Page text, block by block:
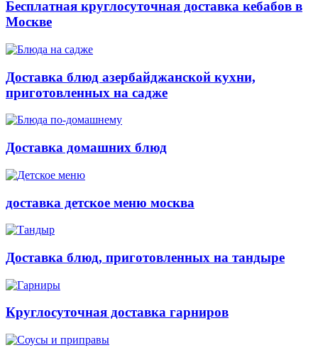
Бесплатная круглосуточная доставка кебабов в
Москве
Доставка блюд азербайджанской кухни,
приготовленных на садже
Доставка домашних блюд
доставка детское меню москва
Доставка блюд, приготовленных на тандыре
Круглосуточная доставка гарниров